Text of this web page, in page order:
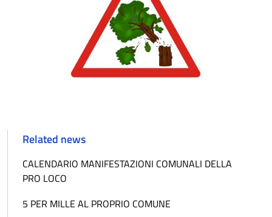
Related news
CALENDARIO MANIFESTAZIONI COMUNALI DELLA
PRO LOCO
5 PER MILLE AL PROPRIO COMUNE